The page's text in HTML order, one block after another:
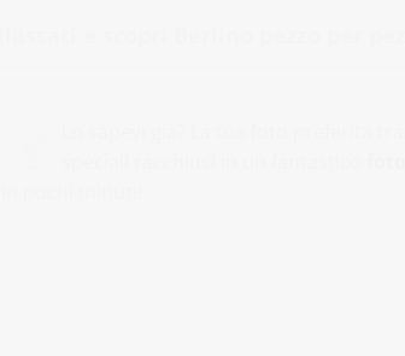
Lo sapevi già? La tua foto preferita